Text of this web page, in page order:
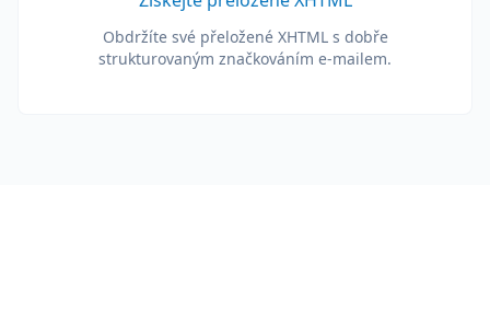
Obdržíte své přeložené XHTML s dobře
strukturovaným značkováním e-mailem.